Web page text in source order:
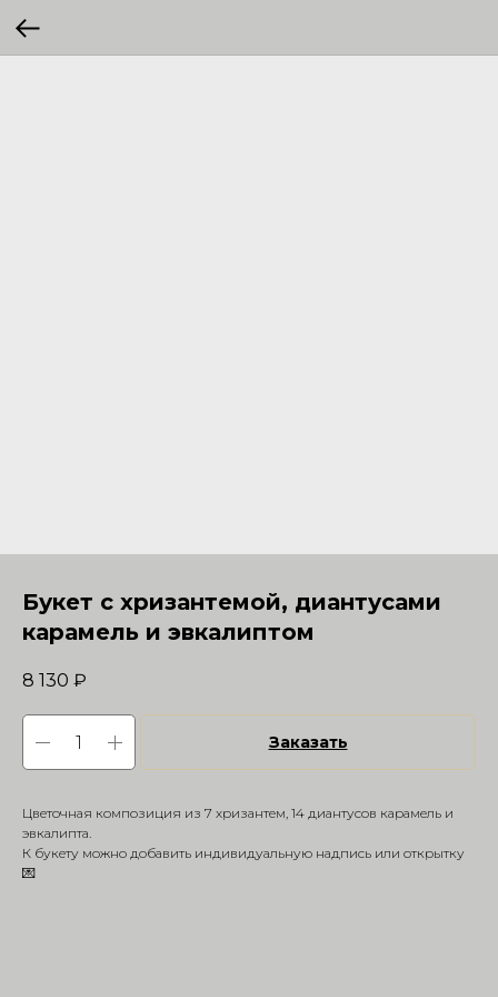
Букет с хризантемой, диантусами
карамель и эвкалиптом
8 130 ₽
Заказать
Цветочная композиция из 7 хризантем, 14 диантусов карамель и
эвкалипта.
К букету можно добавить индивидуальную надпись или открытку
💌